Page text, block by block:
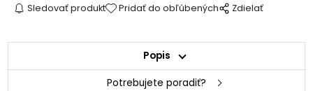
Sledovať produkt Pridať do obľúbených Zdielať
Popis
Potrebujete poradiť?